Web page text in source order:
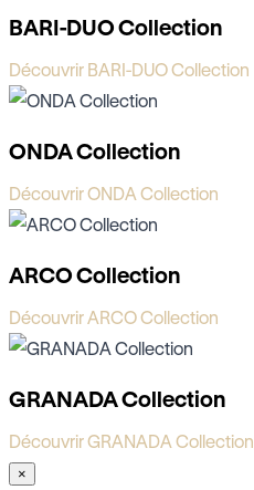
BARI-DUO Collection
Découvrir BARI-DUO Collection
ONDA Collection
Découvrir ONDA Collection
ARCO Collection
Découvrir ARCO Collection
GRANADA Collection
Découvrir GRANADA Collection
×